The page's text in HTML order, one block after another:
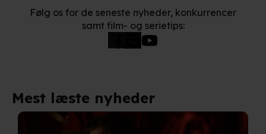
Følg os for de seneste nyheder, konkurrencer
samt film- og serietips:
Mest læste nyheder